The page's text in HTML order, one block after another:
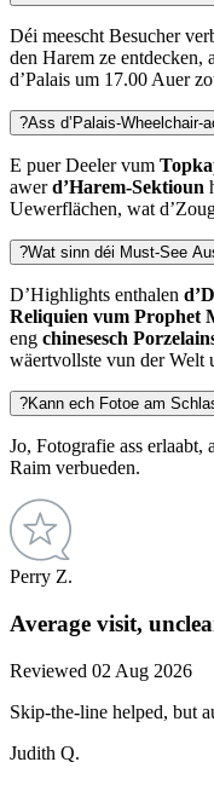
Déi meescht Besucher
den Harem ze
d’Palais um 17.00 Auer
?Ass d’Palais-Wheelchair-
E puer Deeler vum
awerd’Harem-Sektioun
Uewerflächen, wat
?Wat sinn déi Must-See
D’Highlights enthalen
Reliquien vum Prophet
eng chinesesch
wäertvollste vun der Welt
?Kann ech Fotoe am
Jo, Fotografie ass erlaabt,
Raim verbueden.
Perry Z.
Average visit,
Reviewed 02 Aug 2026
Skip-the-line helped, but
Judith Q.